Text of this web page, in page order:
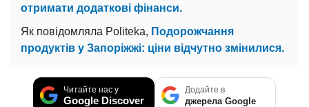
отримати додаткові фінанси.
Як повідомляла Politeka, Подорожчання
продуктів у Запоріжжі: ціни відчутно змінилися.
Читайте нас у
Google Discover
Додайте в
джерела Google